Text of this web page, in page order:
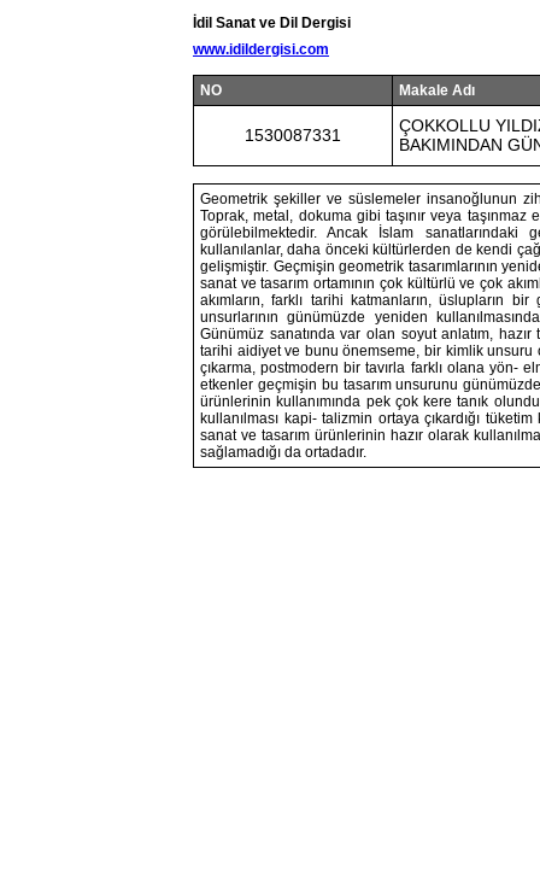
İdil Sanat ve Dil Dergisi
www.idildergisi.com
NO Makale Adı
1530087331
ÇOKKOLLU
BAKIMINDAN
Geometrik şekiller ve süslemeler insanoğlunun
Toprak, metal, dokuma gibi taşınır veya
görülebilmektedir. Ancak İslam sanatlarındaki
kullanılanlar, daha önceki kültürlerden de kendi
gelişmiştir. Geçmişin geometrik tasarımlarının
sanat ve tasarım ortamının çok kültürlü ve çok
akımların, farklı tarihi katmanların, üslupların
unsurlarının günümüzde yeniden
Günümüz sanatında var olan soyut anlatım,
tarihi aidiyet ve bunu önemseme, bir kimlik unsuru
çıkarma, postmodern bir tavırla farklı olana yön-
etkenler geçmişin bu tasarım unsurunu
ürünlerinin kullanımında pek çok kere tanık
kullanılması kapi- talizmin ortaya çıkardığı
sanat ve tasarım ürünlerinin hazır olarak
sağlamadığı da ortadadır.